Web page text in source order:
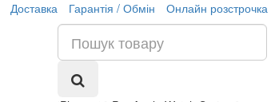
Доставка Гарантія / Обмін Онлайн розстрочка